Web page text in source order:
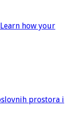
Learn how your